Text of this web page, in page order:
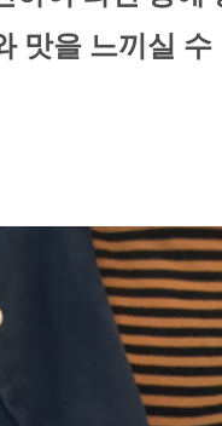
맛을 느끼실 수